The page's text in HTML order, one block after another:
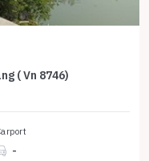
( Vn 8746)
-